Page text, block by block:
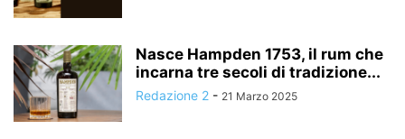
Nasce Hampden 1753, il rum che
incarna tre secoli di tradizione...
Redazione 2 - 21 Marzo 2025